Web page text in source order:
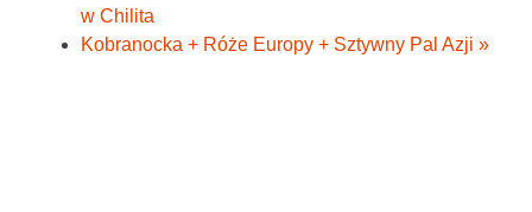
w Chilita
Kobranocka + Róże Europy + Sztywny Pal Azji »